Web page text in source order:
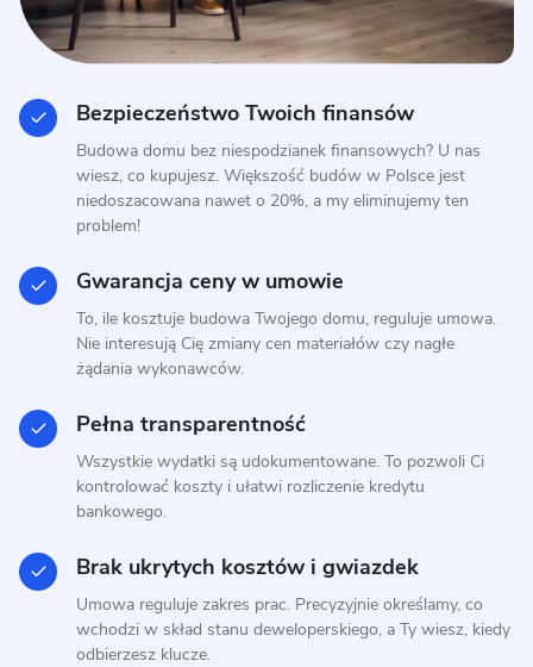
10 zdjęć
Realizacja domu typowego P.1
MUROWANY
Daszewice - dom z dachem
kopertowym
PREFABRYKAT BETONOWY
Bezpieczeństwo Twoich finansów
Budowa domu bez niespodzianek finansowych? U nas
wiesz, co kupujesz. Większość budów w Polsce jest
niedoszacowana nawet o 20%, a my eliminujemy ten
problem!
Gwarancja ceny w umowie
To, ile kosztuje budowa Twojego domu, reguluje umowa.
Nie interesują Cię zmiany cen materiałów czy nagłe
żądania wykonawców.
Pełna transparentność
Wszystkie wydatki są udokumentowane. To pozwoli Ci
kontrolować koszty i ułatwi rozliczenie kredytu
bankowego.
Brak ukrytych kosztów i gwiazdek
Umowa reguluje zakres prac. Precyzyjnie określamy, co
wchodzi w skład stanu deweloperskiego, a Ty wiesz, kiedy
odbierzesz klucze.